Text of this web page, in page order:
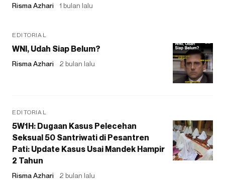
Risma Azhari 1 bulan lalu
EDITORIAL
WNI, Udah Siap Belum?
Risma Azhari 2 bulan lalu
EDITORIAL
5W1H: Dugaan Kasus Pelecehan
Seksual 50 Santriwati di Pesantren
Pati: Update Kasus Usai Mandek Hampir
2 Tahun
Risma Azhari 2 bulan lalu